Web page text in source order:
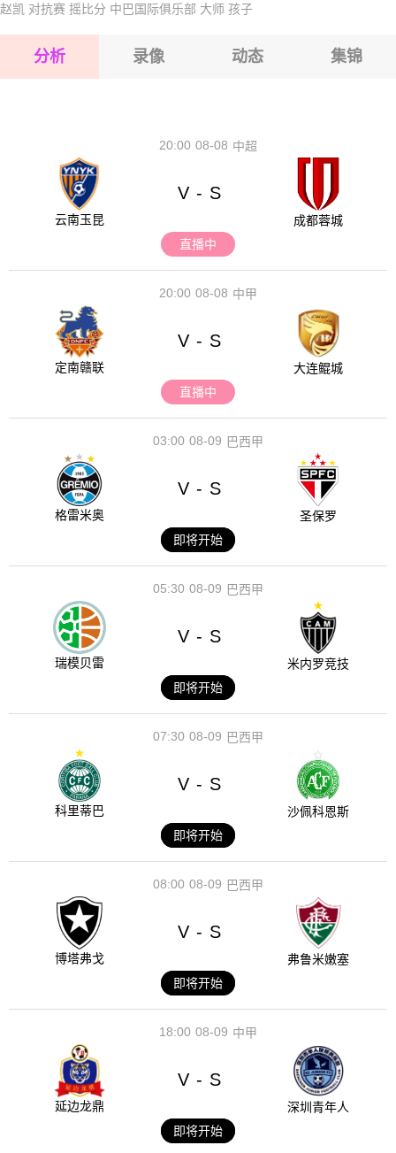
2026-08-15 【奥丙】 古尔腾VS维兹
赵凯 对抗赛 摇比分 中巴国际俱乐部 大师 孩子
分析 录像 动态 集锦
08-08
20:00 中超
云南玉昆
V - S
成都蓉城
直播中
08-08
20:00 中甲
定南赣联
V - S
大连鲲城
直播中
08-09
03:00 巴西甲
格雷米奥
V - S
圣保罗
即将开始
08-09
05:30 巴西甲
瑞模贝雷
V - S
米内罗竞技
即将开始
08-09
07:30 巴西甲
科里蒂巴
V - S
沙佩科恩斯
即将开始
08-09
08:00 巴西甲
博塔弗戈
V - S
弗鲁米嫩塞
即将开始
08-09
18:00 中甲
延边龙鼎
V - S
深圳青年人
即将开始